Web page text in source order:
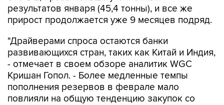
результатов января (45,4 тонны), и все же
прирост продолжается уже 9 месяцев подряд.
"Драйверами спроса остаются банки
развивающихся стран, таких как Китай и Индия,
- отмечает в своем обзоре аналитик WGC
Кришан Гопол. - Более медленные темпы
пополнения резервов в феврале мало
повлияли на общую тенденцию закупок со